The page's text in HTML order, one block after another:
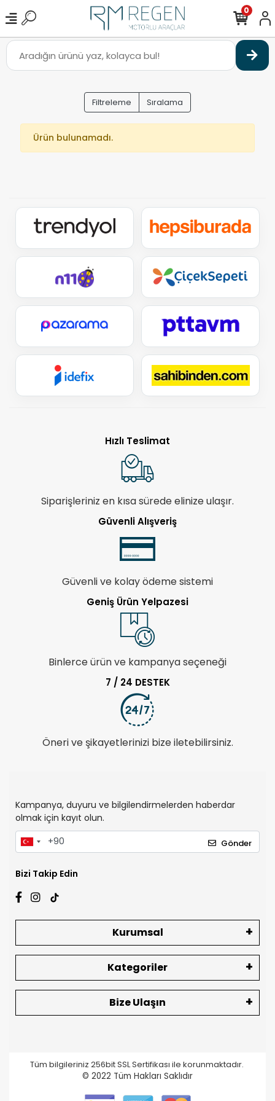
0
Filtreleme Sıralama
Ürün bulunamadı.
Hızlı Teslimat
Siparişleriniz en kısa sürede elinize ulaşır.
Güvenli Alışveriş
Güvenli ve kolay ödeme sistemi
Geniş Ürün Yelpazesi
Binlerce ürün ve kampanya seçeneği
7 / 24 DESTEK
Öneri ve şikayetlerinizi bize iletebilirsiniz.
Kampanya, duyuru ve bilgilendirmelerden haberdar
olmak için kayıt olun.
Gönder
Bizi Takip Edin
Kurumsal
Kategoriler
Bize Ulaşın
Tüm bilgileriniz 256bit SSL Sertifikası ile korunmaktadır.
© 2022 Tüm Hakları Saklıdır